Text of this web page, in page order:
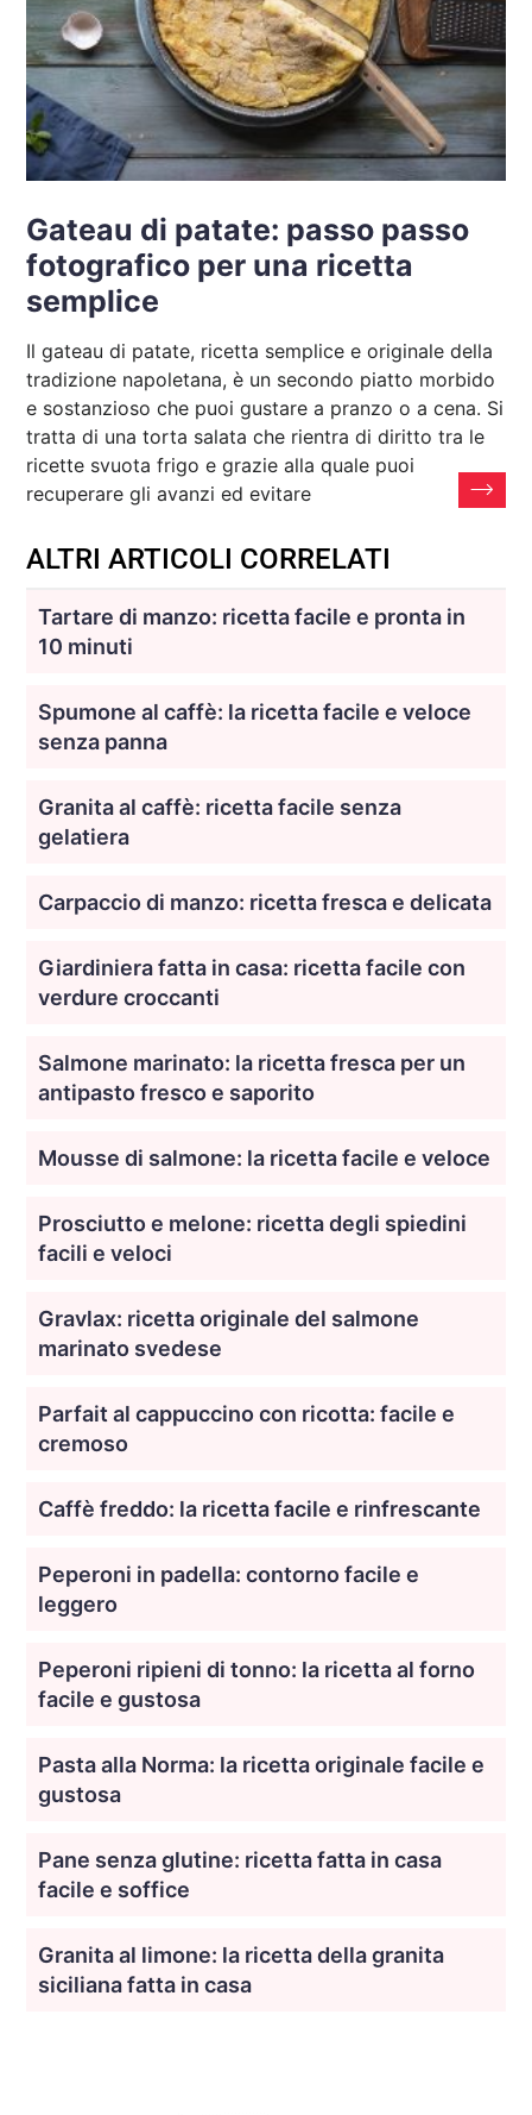
Gateau di patate: passo passo
fotografico per una ricetta
semplice
Il gateau di patate, ricetta semplice e originale della
tradizione napoletana, è un secondo piatto morbido
e sostanzioso che puoi gustare a pranzo o a cena. Si
tratta di una torta salata che rientra di diritto tra le
ricette svuota frigo e grazie alla quale puoi
recuperare gli avanzi ed evitare
ALTRI ARTICOLI CORRELATI
Tartare di manzo: ricetta facile e pronta in
10 minuti
Spumone al caffè: la ricetta facile e veloce
senza panna
Granita al caffè: ricetta facile senza
gelatiera
Carpaccio di manzo: ricetta fresca e delicata
Giardiniera fatta in casa: ricetta facile con
verdure croccanti
Salmone marinato: la ricetta fresca per un
antipasto fresco e saporito
Mousse di salmone: la ricetta facile e veloce
Prosciutto e melone: ricetta degli spiedini
facili e veloci
Gravlax: ricetta originale del salmone
marinato svedese
Parfait al cappuccino con ricotta: facile e
cremoso
Caffè freddo: la ricetta facile e rinfrescante
Peperoni in padella: contorno facile e
leggero
Peperoni ripieni di tonno: la ricetta al forno
facile e gustosa
Pasta alla Norma: la ricetta originale facile e
gustosa
Pane senza glutine: ricetta fatta in casa
facile e soffice
Granita al limone: la ricetta della granita
siciliana fatta in casa